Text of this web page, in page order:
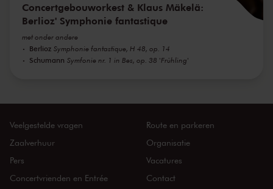
Concertgebouworkest & Klaus Mäkelä:
Berlioz' Symphonie fantastique
met onder andere
Berlioz Symphonie fantastique, H 48, op. 14
Schumann Symfonie nr. 1 in Bes, op. 38 'Frühling'
Veelgestelde vragen
Zaalverhuur
Pers
Concertvrienden en Entrée
Route en parkeren
Organisatie
Vacatures
Contact